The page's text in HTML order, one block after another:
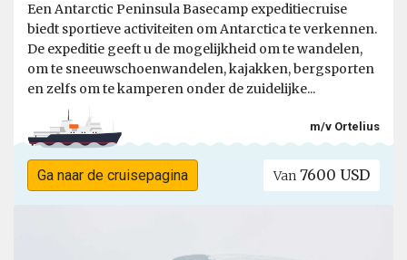
Een Antarctic Peninsula Basecamp expeditiecruise
biedt sportieve activiteiten om Antarctica te verkennen.
De expeditie geeft u de mogelijkheid om te wandelen,
om te sneeuwschoenwandelen, kajakken, bergsporten
en zelfs om te kamperen onder de zuidelijke...
m/v Ortelius
Ga naar de cruisepagina Van 7600 USD